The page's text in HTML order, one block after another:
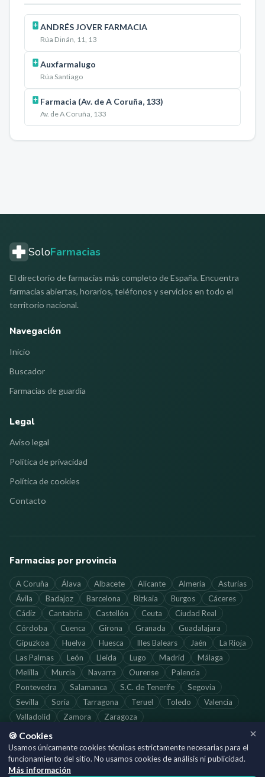
ANDRÉS JOVER FARMACIA
Rúa Dinán, 11, 13
Auxfarmalugo
Rúa Santiago
Farmacia (Av. de A Coruña, 133)
Av. de A Coruña, 133
SoloFarmacias
El directorio de farmacias más completo de España. Encuentra
farmacias abiertas, horarios, teléfonos y servicios en todo el
territorio nacional.
Navegación
Inicio
Buscador
Farmacias de guardia
Legal
Aviso legal
Política de privacidad
Política de cookies
Contacto
Farmacias por provincia
A Coruña Álava Albacete Alicante Almería
Asturias
Ávila
Badajoz Barcelona Bizkaia Burgos
Cáceres
Cádiz
Cantabria Castellón Ceuta
Ciudad Real
Córdoba
Cuenca Girona Granada
Guadalajara
Gipuzkoa
Huelva Huesca Illes Balears Jaén
La Rioja
Las Palmas
León Lleida Lugo Madrid
Málaga
Melilla
Murcia Navarra Ourense
Palencia
Pontevedra
Salamanca S.C. de Tenerife
Segovia
Sevilla
Soria Tarragona Teruel Toledo
Valencia
Valladolid
Zamora Zaragoza
©2026SoloFarmacias.es — Todos los derechos reservados
Información actualizada. Verifica los horarios directamente con cada
🍪 Cookies
Usamos únicamente cookies técnicas estrictamente necesarias para el
funcionamiento del sitio. No usamos cookies de análisis ni publicidad.
Más información